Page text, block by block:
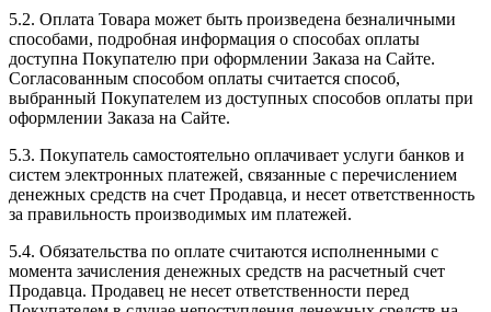
5.2. Оплата Товара может быть произведена безналичными
способами, подробная информация о способах оплаты
доступна Покупателю при оформлении Заказа на Сайте.
Согласованным способом оплаты считается способ,
выбранный Покупателем из доступных способов оплаты при
оформлении Заказа на Сайте.
5.3. Покупатель самостоятельно оплачивает услуги банков и
систем электронных платежей, связанные с перечислением
денежных средств на счет Продавца, и несет ответственность
за правильность производимых им платежей.
5.4. Обязательства по оплате считаются исполненными с
момента зачисления денежных средств на расчетный счет
Продавца. Продавец не несет ответственности перед